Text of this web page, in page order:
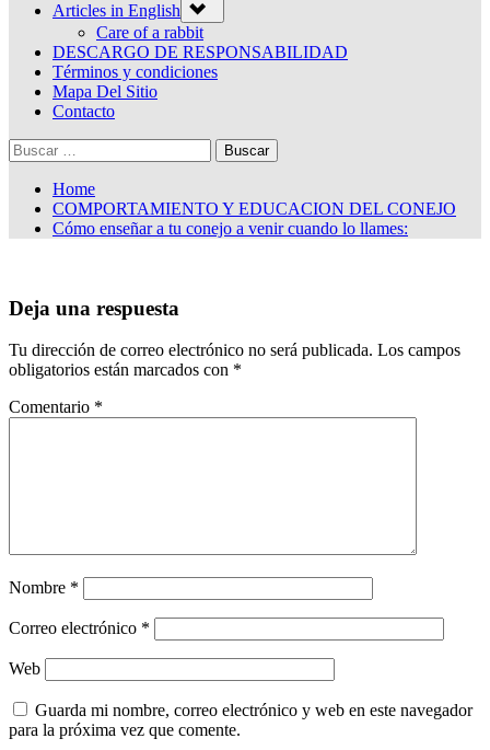
Articles in English
sub-
menu
Care of a rabbit
DESCARGO DE RESPONSABILIDAD
Términos y condiciones
Mapa Del Sitio
Contacto
Buscar:
Home
COMPORTAMIENTO Y EDUCACION DEL CONEJO
Cómo enseñar a tu conejo a venir cuando lo llames:
Deja una respuesta
Tu dirección de correo electrónico no será publicada. Los campos
obligatorios están marcados con *
Comentario *
Nombre *
Correo electrónico *
Web
Guarda mi nombre, correo electrónico y web en este navegador
para la próxima vez que comente.